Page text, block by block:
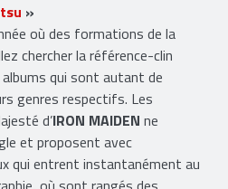
»
où des formations de la
chercher la référence-clin
qui sont autant de
genres respectifs. Les
d’IRON MAIDEN ne
et proposent avec
qui entrent instantanément au